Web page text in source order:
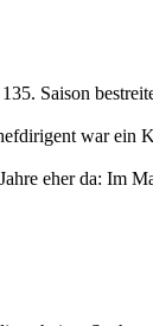
Saison
war
eher da: Im